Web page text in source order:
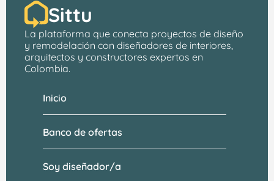
Sittu
La plataforma que conecta proyectos de diseño
y remodelación con diseñadores de interiores,
arquitectos y constructores expertos en
Colombia.
Banco de ofertas
Soy diseñador/a
Inicio